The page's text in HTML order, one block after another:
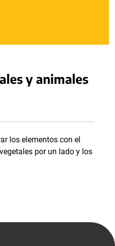
y animales
los elementos con el
por un lado y los